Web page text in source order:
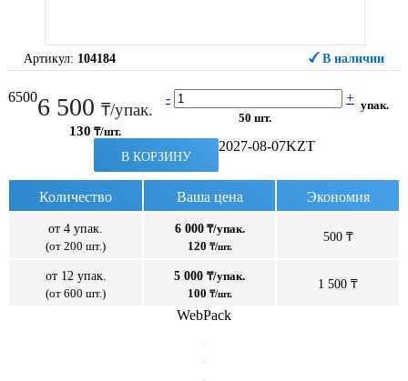
Артикул: 104184 В наличии
65006 500 ₸/упак.
130 ₸/шт.
- +
50 шт.
упак.
В КОРЗИНУ
2027-08-07KZT
Количество Ваша цена Экономия
от 4 упак.
(от 200 шт.)
6 000₸/упак.
120 ₸/шт.
500 ₸
от 12 упак.
(от 600 шт.)
5 000 ₸/упак.
100 ₸/шт.
1 500 ₸
WebPack